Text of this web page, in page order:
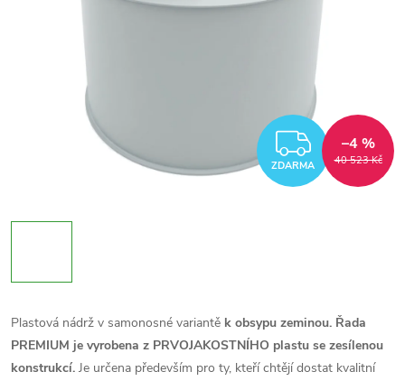
ZDARMA 40 523 Kč
–4 %
Plastová nádrž v samonosné variantě k obsypu zeminou. Řada
PREMIUM je vyrobena z PRVOJAKOSTNÍHO plastu se zesílenou
konstrukcí. Je určena především pro ty, kteří chtějí dostat kvalitní